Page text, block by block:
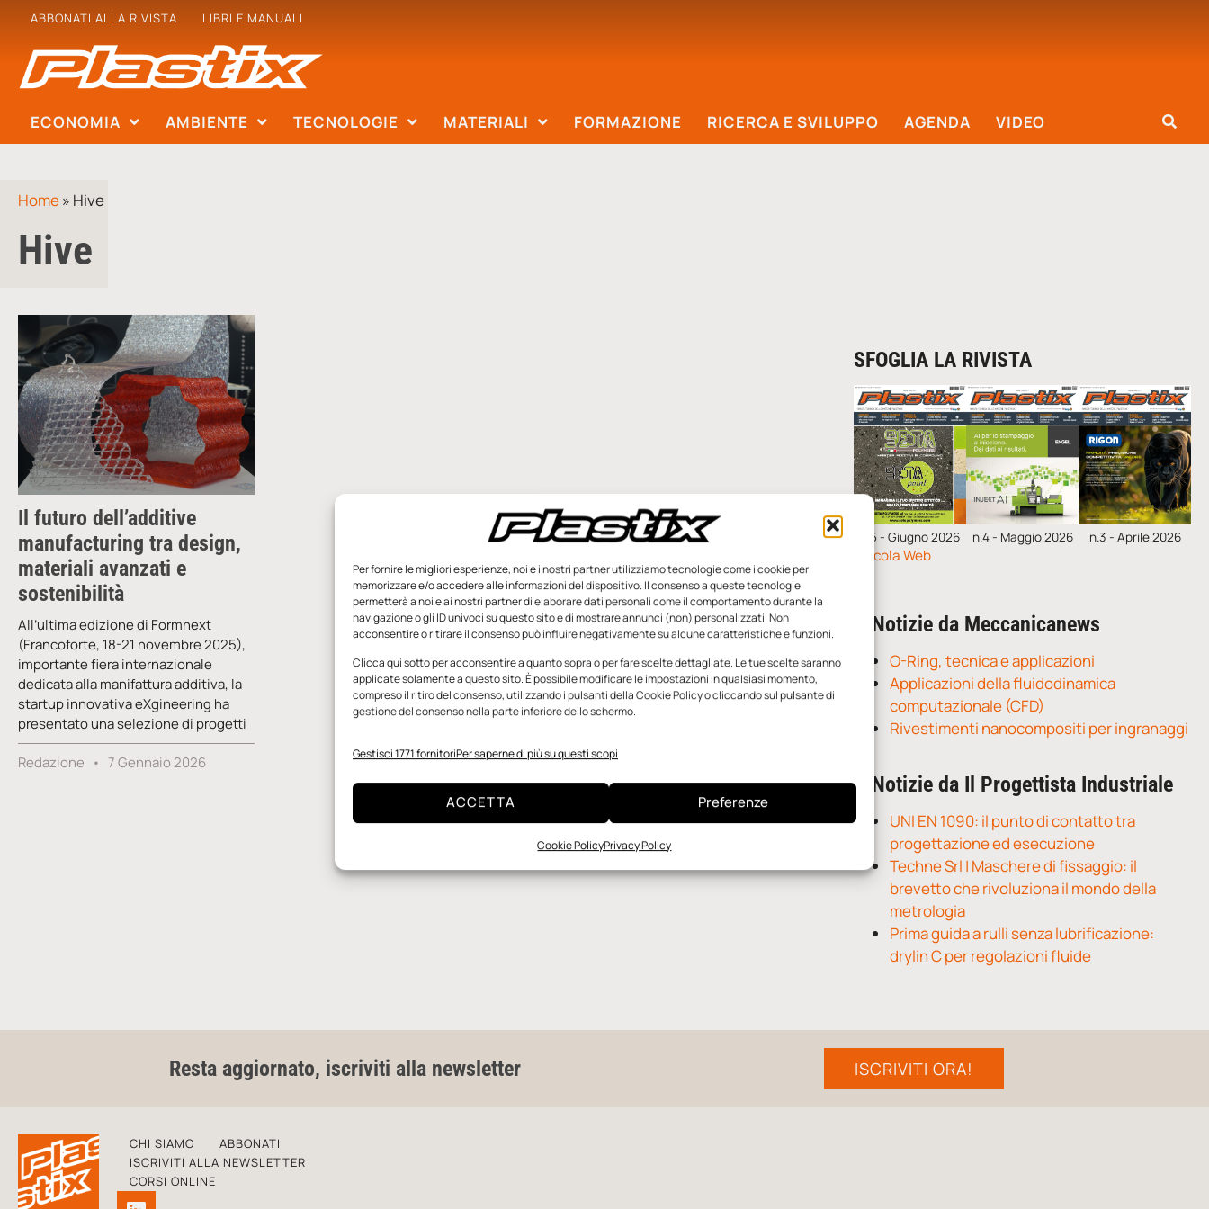
Per fornire le migliori esperienze, noi e i nostri partner utilizziamo tecnologie come i cookie per
memorizzare e/o accedere alle informazioni del dispositivo. Il consenso a queste tecnologie
permetterà a noi e ai nostri partner di elaborare dati personali come il comportamento durante la
navigazione o gli ID univoci su questo sito e di mostrare annunci (non) personalizzati. Non
acconsentire o ritirare il consenso può influire negativamente su alcune caratteristiche e funzioni.
Clicca qui sotto per acconsentire a quanto sopra o per fare scelte dettagliate. Le tue scelte saranno
applicate solamente a questo sito. È possibile modificare le impostazioni in qualsiasi momento,
compreso il ritiro del consenso, utilizzando i pulsanti della Cookie Policy o cliccando sul pulsante di
gestione del consenso nella parte inferiore dello schermo.
Gestisci 1771 fornitoriPer saperne di più su questi scopi
ACCETTA Preferenze
Cookie PolicyPrivacy Policy
ABBONATI ALLA RIVISTA LIBRI E MANUALI
ECONOMIA AMBIENTE TECNOLOGIE MATERIALI FORMAZIONE RICERCA E SVILUPPO AGENDA VIDEO
Home» Hive
Hive
Il futuro dell’additive
manufacturing tra design,
materiali avanzati e
sostenibilità
All’ultima edizione di Formnext
(Francoforte, 18-21 novembre 2025),
importante fiera internazionale
dedicata alla manifattura additiva, la
startup innovativa eXgineering ha
presentato una selezione di progetti
Redazione 7 Gennaio 2026
SFOGLIA LA RIVISTA
n.5 - Giugno 2026 n.4 - Maggio 2026 n.3 - Aprile 2026
Edicola Web
Notizie da Meccanicanews
O-Ring, tecnica e applicazioni
Applicazioni della fluidodinamica
computazionale (CFD)
Rivestimenti nanocompositi per ingranaggi
Notizie da Il Progettista Industriale
UNI EN 1090: il punto di contatto tra
progettazione ed esecuzione
Techne Srl | Maschere di fissaggio: il
brevetto che rivoluziona il mondo della
metrologia
Prima guida a rulli senza lubrificazione:
drylin C per regolazioni fluide
Resta aggiornato, iscriviti alla newsletter ISCRIVITI ORA!
CHI SIAMO
ABBONATI
ISCRIVITI ALLA NEWSLETTER
CORSI ONLINE